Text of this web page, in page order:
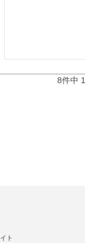
8件中 1
ト